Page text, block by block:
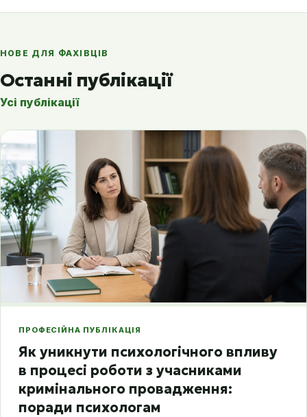
НОВЕ ДЛЯ ФАХІВЦІВ
Останні публікації
Усі публікації
ПРОФЕСІЙНА ПУБЛІКАЦІЯ
Як уникнути психологічного впливу
в процесі роботи з учасниками
кримінального провадження:
поради психологам